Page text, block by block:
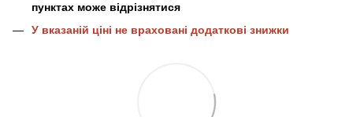
пунктах може відрізнятися
У вказаній ціні не враховані додаткові знижки